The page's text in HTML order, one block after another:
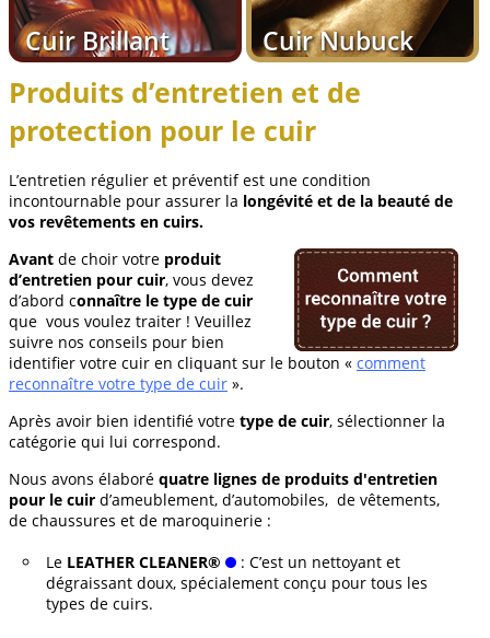
Cuir Brillant Cuir Nubuck
Produits d’entretien et de
protection pour le cuir
L’entretien régulier et préventif est une condition
incontournable pour assurer la longévité et de la beauté de
vos revêtements en cuirs.
Avant de choir votre produit
d’entretien pour cuir, vous devez
d’abord connaître le type de cuir
que vous voulez traiter ! Veuillez
suivre nos conseils pour bien
identifier votre cuir en cliquant sur le bouton « comment
reconnaître votre type de cuir ».
Après avoir bien identifié votre type de cuir, sélectionner la
catégorie qui lui correspond.
Nous avons élaboré quatre lignes de produits d'entretien
pour le cuir d’ameublement, d’automobiles, de vêtements,
de chaussures et de maroquinerie :
Le LEATHER CLEANER®
: C’est un nettoyant et
dégraissant doux, spécialement conçu pour tous les
types de cuirs.